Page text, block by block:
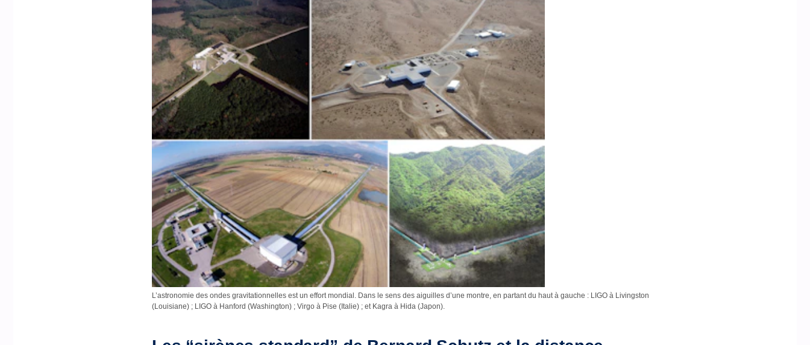
L’astronomie des ondes gravitationnelles est un effort mondial. Dans le sens des aiguilles d’une montre, en partant du haut à gauche : LIGO à Livingston
(Louisiane) ; LIGO à Hanford (Washington) ; Virgo à Pise (Italie) ; et Kagra à Hida (Japon).